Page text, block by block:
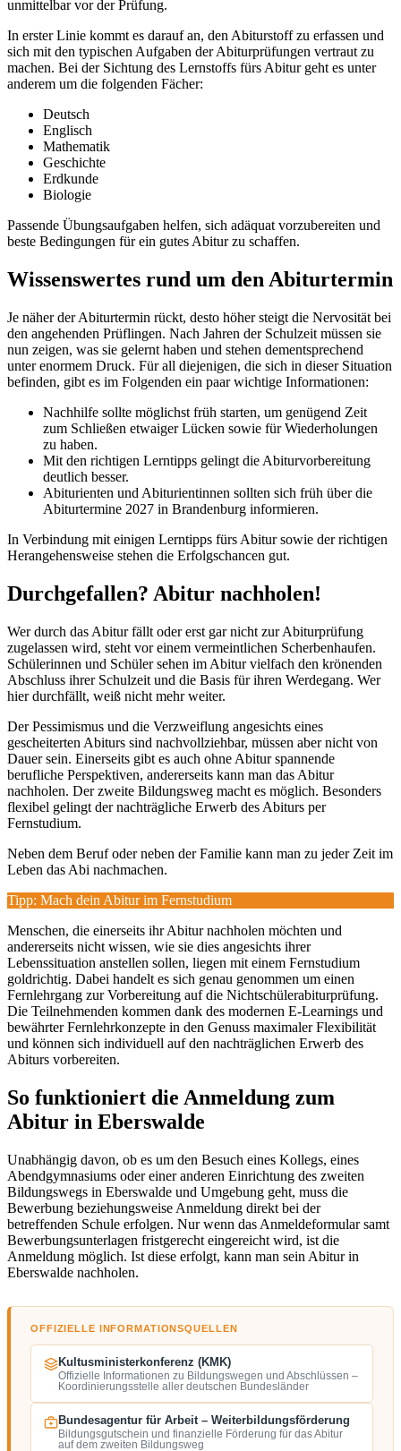
unmittelbar vor der Prüfung.
In erster Linie kommt es darauf an, den Abiturstoff zu erfassen und
sich mit den typischen Aufgaben der Abiturprüfungen vertraut zu
machen. Bei der Sichtung des Lernstoffs fürs Abitur geht es unter
anderem um die folgenden Fächer:
Deutsch
Englisch
Mathematik
Geschichte
Erdkunde
Biologie
Passende Übungsaufgaben helfen, sich adäquat vorzubereiten und
beste Bedingungen für ein gutes Abitur zu schaffen.
Wissenswertes rund um den Abiturtermin
Je näher der Abiturtermin rückt, desto höher steigt die Nervosität bei
den angehenden Prüflingen. Nach Jahren der Schulzeit müssen sie
nun zeigen, was sie gelernt haben und stehen dementsprechend
unter enormem Druck. Für all diejenigen, die sich in dieser Situation
befinden, gibt es im Folgenden ein paar wichtige Informationen:
Nachhilfe sollte möglichst früh starten, um genügend Zeit
zum Schließen etwaiger Lücken sowie für Wiederholungen
zu haben.
Mit den richtigen Lerntipps gelingt die Abiturvorbereitung
deutlich besser.
Abiturienten und Abiturientinnen sollten sich früh über die
Abiturtermine 2027 in Brandenburg informieren.
In Verbindung mit einigen Lerntipps fürs Abitur sowie der richtigen
Herangehensweise stehen die Erfolgschancen gut.
Durchgefallen? Abitur nachholen!
Wer durch das Abitur fällt oder erst gar nicht zur Abiturprüfung
zugelassen wird, steht vor einem vermeintlichen Scherbenhaufen.
Schülerinnen und Schüler sehen im Abitur vielfach den krönenden
Abschluss ihrer Schulzeit und die Basis für ihren Werdegang. Wer
hier durchfällt, weiß nicht mehr weiter.
Der Pessimismus und die Verzweiflung angesichts eines
gescheiterten Abiturs sind nachvollziehbar, müssen aber nicht von
Dauer sein. Einerseits gibt es auch ohne Abitur spannende
berufliche Perspektiven, andererseits kann man das Abitur
nachholen. Der zweite Bildungsweg macht es möglich. Besonders
flexibel gelingt der nachträgliche Erwerb des Abiturs per
Fernstudium.
Neben dem Beruf oder neben der Familie kann man zu jeder Zeit im
Leben das Abi nachmachen.
Tipp: Mach dein Abitur im Fernstudium
Menschen, die einerseits ihr Abitur nachholen möchten und
andererseits nicht wissen, wie sie dies angesichts ihrer
Lebenssituation anstellen sollen, liegen mit einem Fernstudium
goldrichtig. Dabei handelt es sich genau genommen um einen
Fernlehrgang zur Vorbereitung auf die Nichtschülerabiturprüfung.
Die Teilnehmenden kommen dank des modernen E-Learnings und
bewährter Fernlehrkonzepte in den Genuss maximaler Flexibilität
und können sich individuell auf den nachträglichen Erwerb des
Abiturs vorbereiten.
So funktioniert die Anmeldung zum
Abitur in Eberswalde
Unabhängig davon, ob es um den Besuch eines Kollegs, eines
Abendgymnasiums oder einer anderen Einrichtung des zweiten
Bildungswegs in Eberswalde und Umgebung geht, muss die
Bewerbung beziehungsweise Anmeldung direkt bei der
betreffenden Schule erfolgen. Nur wenn das Anmeldeformular samt
Bewerbungsunterlagen fristgerecht eingereicht wird, ist die
Anmeldung möglich. Ist diese erfolgt, kann man sein Abitur in
Eberswalde nachholen.
OFFIZIELLE INFORMATIONSQUELLEN
Kultusministerkonferenz (KMK)
Offizielle Informationen zu Bildungswegen und Abschlüssen –
Koordinierungsstelle aller deutschen Bundesländer
Bundesagentur für Arbeit – Weiterbildungsförderung
Bildungsgutschein und finanzielle Förderung für das Abitur
auf dem zweiten Bildungsweg